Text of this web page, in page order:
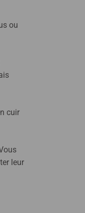
ou
cuir
leur